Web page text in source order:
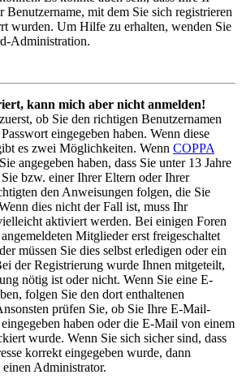
Benutzername, mit dem Sie sich registrieren
wurden. Um Hilfe zu erhalten, wenden Sie
Administration.
kann mich aber nicht anmelden!
ob Sie den richtigen Benutzernamen
eingegeben haben. Wenn diese
es zwei Möglichkeiten. Wenn COPPA
angegeben haben, dass Sie unter 13 Jahre
bzw. einer Ihrer Eltern oder Ihrer
den Anweisungen folgen, die Sie
dies nicht der Fall ist, muss Ihr
aktiviert werden. Bei einigen Foren
Mitglieder erst freigeschaltet
müssen Sie dies selbst erledigen oder ein
der Registrierung wurde Ihnen mitgeteilt,
nötig ist oder nicht. Wenn Sie eine E-
folgen Sie den dort enthaltenen
prüfen Sie, ob Sie Ihre E-Mail-
haben oder die E-Mail von einem
wurde. Wenn Sie sich sicher sind, dass
korrekt eingegeben wurde, dann
Administrator.